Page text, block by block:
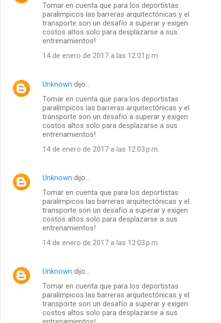
Tomar en cuenta que para los deportistas
paralímpicos las barreras arquitectónicas y el
transporte son un desafío a superar y exigen
costos altos solo para desplazarse a sus
entrenamientos!
14 de enero de 2017 a las 12:01 p.m.
Unknown dijo…
Tomar en cuenta que para los deportistas
paralímpicos las barreras arquitectónicas y el
transporte son un desafío a superar y exigen
costos altos solo para desplazarse a sus
entrenamientos!
14 de enero de 2017 a las 12:03 p.m.
Unknown dijo…
Tomar en cuenta que para los deportistas
paralímpicos las barreras arquitectónicas y el
transporte son un desafío a superar y exigen
costos altos solo para desplazarse a sus
entrenamientos!
14 de enero de 2017 a las 12:03 p.m.
Unknown dijo…
Tomar en cuenta que para los deportistas
paralímpicos las barreras arquitectónicas y el
transporte son un desafío a superar y exigen
costos altos solo para desplazarse a sus